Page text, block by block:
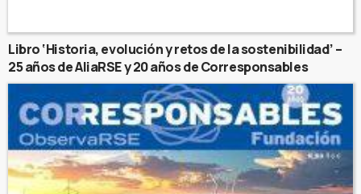
Libro ‘Historia, evolución y retos de la sostenibilidad’ –
25 años de AliaRSE y 20 años de Corresponsables